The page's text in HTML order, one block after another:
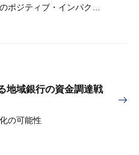
株式相場の上昇の影響で、開示のポジティブ・インパクトは低下
地域銀行の資金調達戦
の可能性